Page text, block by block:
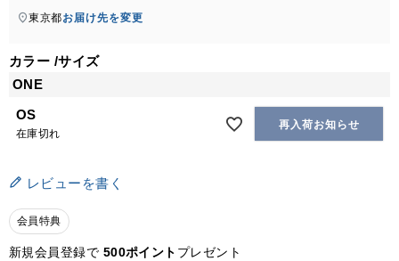
東京都お届け先を変更
カラー サイズ
ONE
OS
在庫切れ
再入荷お知らせ
レビューを書く
会員特典
新規会員登録で 500ポイント プレゼント